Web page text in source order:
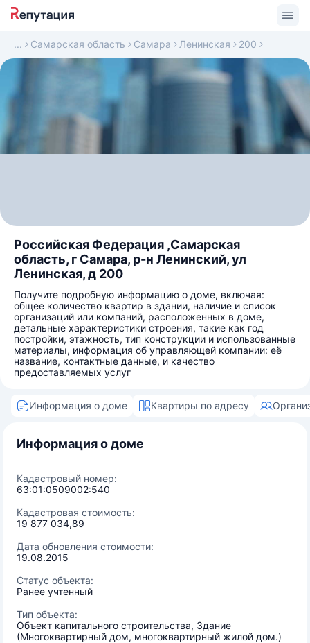
Самарская область Самара Ленинская 200
Российская Федерация ,Самарская
область, г Самара, р-н Ленинский, ул
Ленинская, д 200
Получите подробную информацию о доме, включая:
общее количество квартир в здании, наличие и список
организаций или компаний, расположенных в доме,
детальные характеристики строения, такие как год
постройки, этажность, тип конструкции и использованные
материалы, информация об управляющей компании: её
название, контактные данные, и качество
предоставляемых услуг
Информация о доме Квартиры по адресу
Информация о доме
Кадастровый номер:
63:01:0509002:540
Кадастровая стоимость:
19 877 034,89
Дата обновления стоимости:
19.08.2015
Статус объекта:
Ранее учтенный
Тип объекта:
Объект капитального строительства, Здание
(Многоквартирный дом, многоквартирный жилой дом.)